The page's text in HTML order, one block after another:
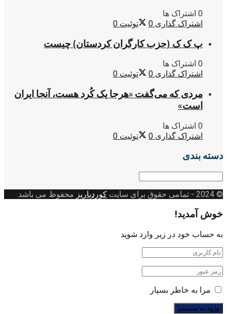
0 اشتراک ها
اشتراک گذاری 0 توئیت 0
پ ک ک (حزب کارگران کردستان) چیست
0 اشتراک ها
اشتراک گذاری 0 توئیت 0
مردی که می‌گفت «هرجا یک کُرد هست، آنجا ایران
است»
0 اشتراک ها
اشتراک گذاری 0 توئیت 0
دسته بندی
دسته
© 2024
- تمامی حقوق برای سایت کوردپاریز محفوظ می باشد.
خوش آمدید!
به حساب خود در زیر وارد شوید
مرا به خاطر بسپار